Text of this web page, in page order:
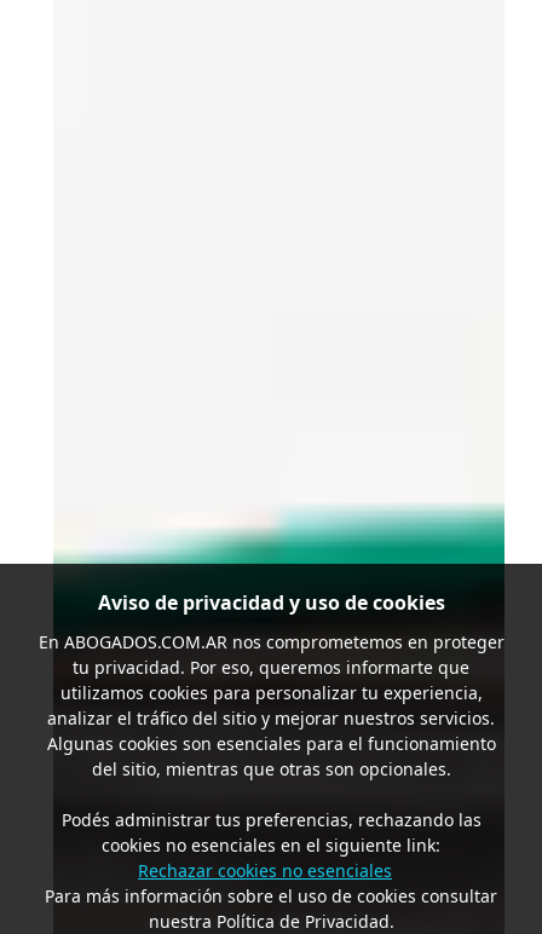
Aviso de privacidad y uso de cookies
En ABOGADOS.COM.ARnos comprometemos en proteger
tu privacidad. Por eso, queremos informarte que
utilizamos cookies para personalizar tu experiencia,
analizar el tráfico del sitio y mejorar nuestros servicios.
Algunas cookies son esenciales para el funcionamiento
del sitio, mientras que otras son opcionales.
Podés administrar tus preferencias, rechazando las
cookies no esenciales en el siguiente link:
Rechazar cookies no esenciales
Para más información sobre el uso de cookies consultar
nuestra Política de Privacidad.